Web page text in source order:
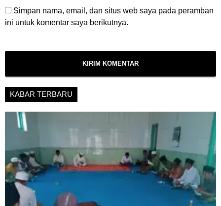
Simpan nama, email, dan situs web saya pada peramban
ini untuk komentar saya berikutnya.
KABAR TERBARU